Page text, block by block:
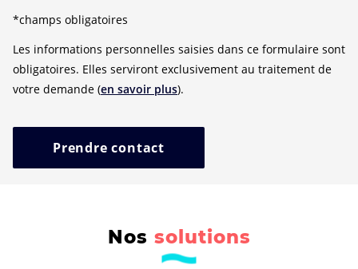
*champs obligatoires
Les informations personnelles saisies dans ce formulaire sont
obligatoires. Elles serviront exclusivement au traitement de
votre demande (en savoir plus).
Prendre contact
Nos solutions